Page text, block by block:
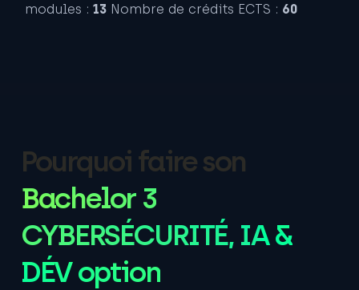
modules :13 Nombre de crédits ECTS : 60
Pourquoi faire son
Bachelor 3
CYBERSÉCURITÉ, IA &
DÉV option